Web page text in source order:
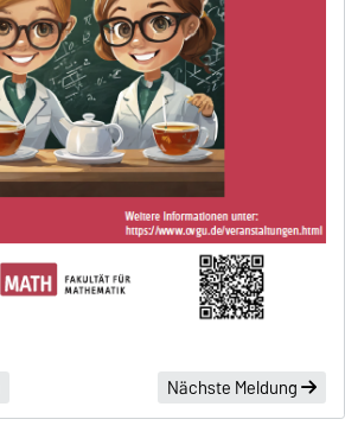
Nächste Meldung